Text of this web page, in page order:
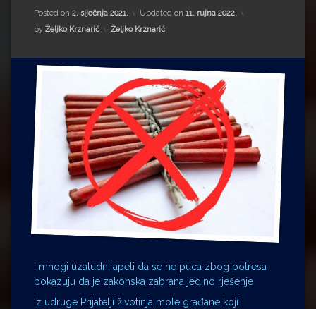
Drugi autori
Drugi autori
Matea Andrić
Ljiljana Lekanić-Kljaić
Željko Krznarić
Mario Lovreković
Miroslav Šantek
Posted on 2. siječnja 2021. Updated on 11. rujna 2022.
by Željko Krznarić Kategorije:
Željko Krznarić
I mnogi uzaludni apeli da se ne puca zbog potresa
pokazuju da je zakonska zabrana jedino rješenje
Iz udruge Prijatelji životinja mole građane koji